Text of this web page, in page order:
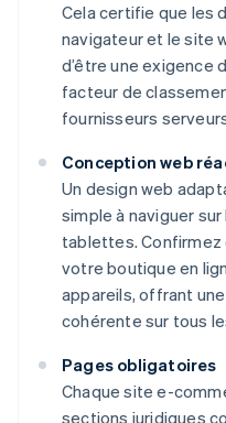
Cela certifie que les
navigateur et le site
d’être une exigence
facteur de
fournisseurs
Conception web
Un design web
simple à naviguer
tablettes. Confirmez
votre boutique en
appareils, offrant
cohérente sur tous
Pages obligatoires
Chaque site e-
sections juridiques